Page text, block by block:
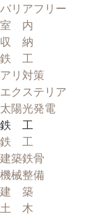
バリアフリー
室 内
収 納
鉄 工
アリ対策
エクステリア
太陽光発電
鉄 工
鉄 工
建築鉄骨
機械整備
建 築
土 木